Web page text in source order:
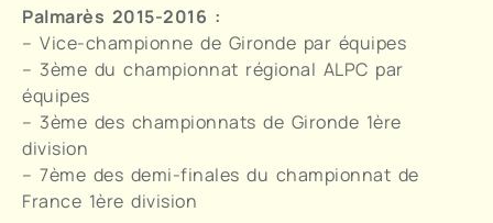
Palmarès 2015-2016 :
– Vice-championne de Gironde par équipes
– 3ème du championnat régional ALPC par
équipes
– 3ème des championnats de Gironde 1ère
division
– 7ème des demi-finales du championnat de
France 1ère division